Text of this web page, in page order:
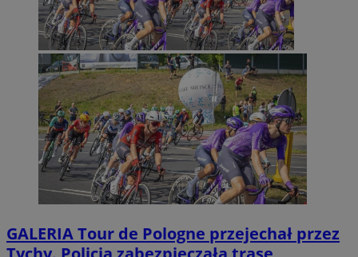
GALERIATour de Pologne przejechał przez